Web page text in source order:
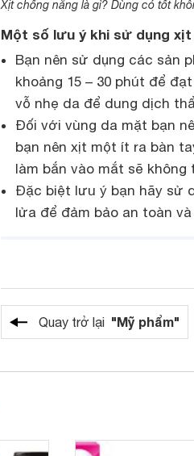
Xịt chống nắng là gì? Dùng có tốt
Một số lưu ý khi sử dụng xịt
Bạn nên sử dụng các sản
khoảng 15 – 30 phút để
vỗ nhẹ da để dung dịch
Đối với vùng da mặt bạn
bạn nên xịt một ít ra bàn
làm bắn vào mắt sẽ không
Đặc biệt lưu ý bạn hãy sử
lửa để đảm bảo an toàn
Quay trở lại "Mỹ phẩm"